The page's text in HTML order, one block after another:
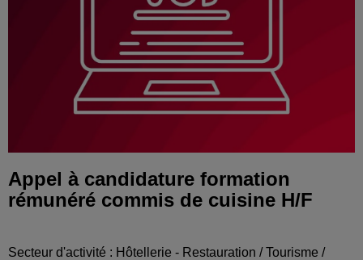
Appel à candidature formation
rémunéré commis de cuisine H/F
Secteur d'activité : Hôtellerie - Restauration / Tourisme /